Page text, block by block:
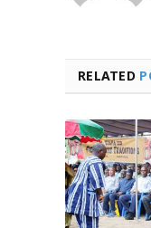
RELATED